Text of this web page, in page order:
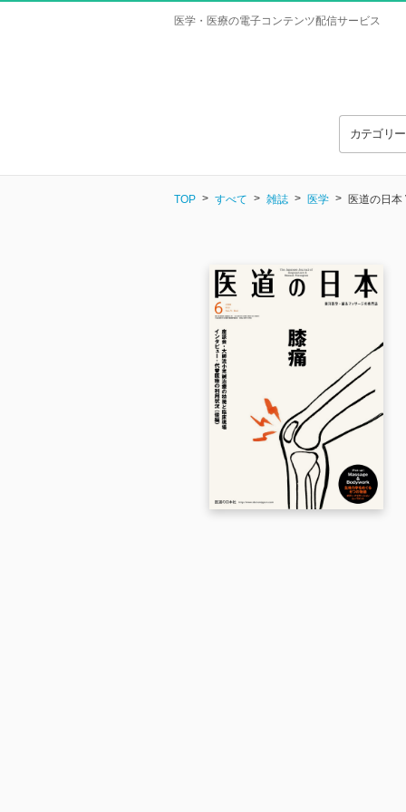
医学・医療の電子コンテンツ配信サービス
カテゴリ
TOP すべて 雑誌 医学 医道の日